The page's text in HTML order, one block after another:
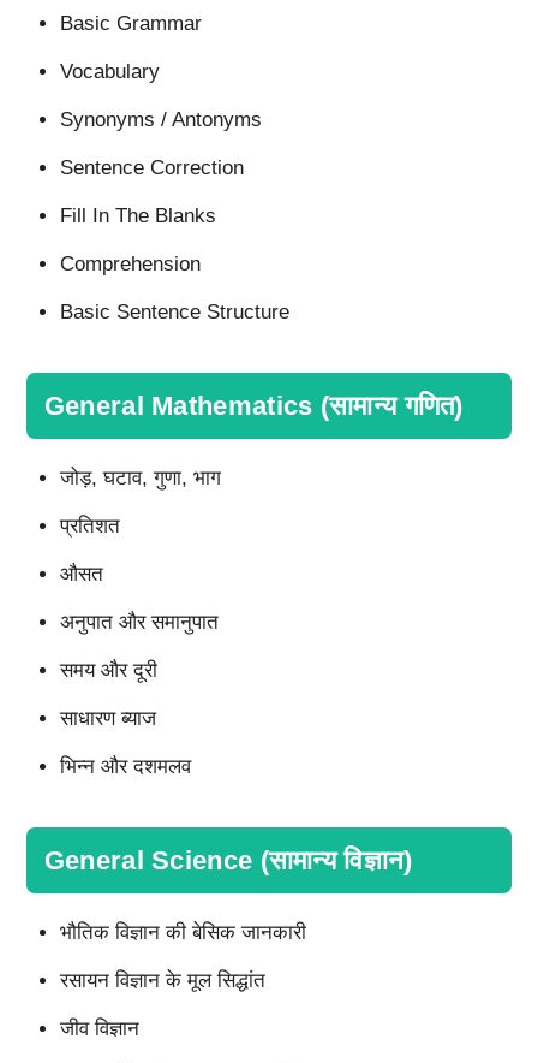
Basic Grammar
Vocabulary
Synonyms / Antonyms
Sentence Correction
Fill In The Blanks
Comprehension
Basic Sentence Structure
General Mathematics (सामान्य गणित)
जोड़, घटाव, गुणा, भाग
प्रतिशत
औसत
अनुपात और समानुपात
समय और दूरी
साधारण ब्याज
भिन्न और दशमलव
General Science (सामान्य विज्ञान)
भौतिक विज्ञान की बेसिक जानकारी
रसायन विज्ञान के मूल सिद्धांत
जीव विज्ञान